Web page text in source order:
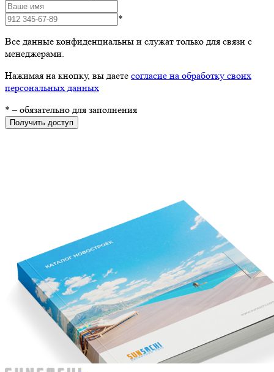
*
Все данные конфиденциальны и служат только для связи с
менеджерами.
Нажимая на кнопку, вы даете согласие на обработку своих
персональных данных
* – обязательно для заполнения
Получить доступ